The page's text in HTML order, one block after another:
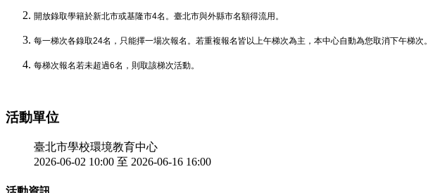
開放錄取學籍於新北市或基隆市4名。臺北市與外縣市名額得流用。
每一梯次各錄取24名，只能擇一場次報名。若重複報名皆以上午梯次為主，本中心自動為您取消下午梯次。
每梯次報名若未超過6名，則取該梯次活動。
活動單位
臺北市學校環境教育中心
2026-06-02 10:00 至 2026-06-16 16:00